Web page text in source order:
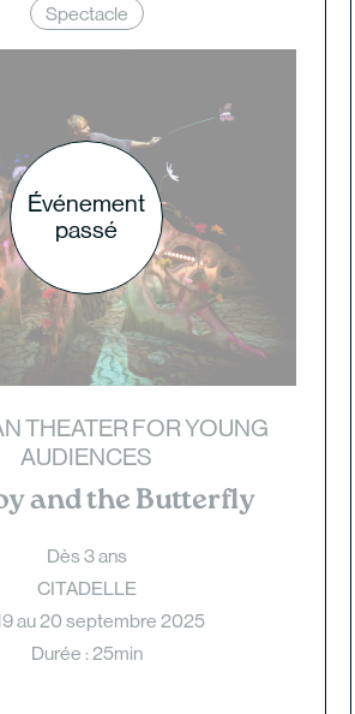
Spectacle
Événement
passé
THEATER FOR YOUNG
AUDIENCES
and the Butterfly
Dès 3 ans
CITADELLE
au 20 septembre 2025
Durée : 25min